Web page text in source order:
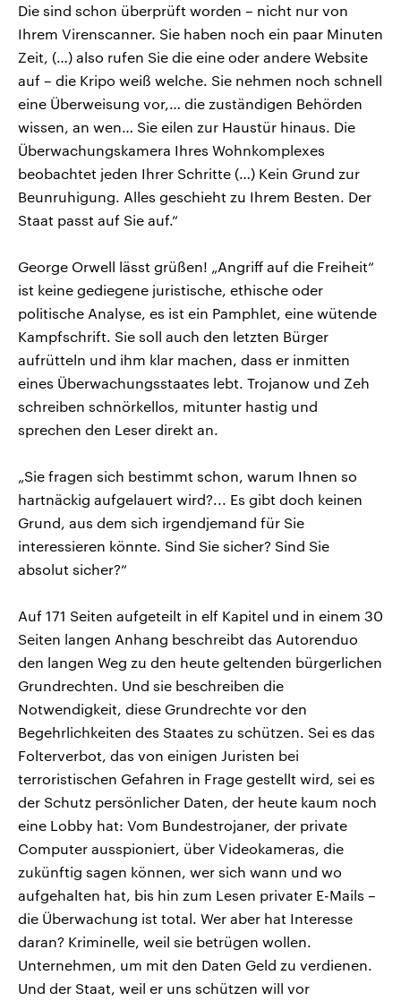
Die sind schon überprüft worden – nicht nur von
Ihrem Virenscanner. Sie haben noch ein paar Minuten
Zeit, (…) also rufen Sie die eine oder andere Website
auf – die Kripo weiß welche. Sie nehmen noch schnell
eine Überweisung vor,… die zuständigen Behörden
wissen, an wen… Sie eilen zur Haustür hinaus. Die
Überwachungskamera Ihres Wohnkomplexes
beobachtet jeden Ihrer Schritte (…) Kein Grund zur
Beunruhigung. Alles geschieht zu Ihrem Besten. Der
Staat passt auf Sie auf.“
George Orwell lässt grüßen! „Angriff auf die Freiheit“
ist keine gediegene juristische, ethische oder
politische Analyse, es ist ein Pamphlet, eine wütende
Kampfschrift. Sie soll auch den letzten Bürger
aufrütteln und ihm klar machen, dass er inmitten
eines Überwachungsstaates lebt. Trojanow und Zeh
schreiben schnörkellos, mitunter hastig und
sprechen den Leser direkt an.
„Sie fragen sich bestimmt schon, warum Ihnen so
hartnäckig aufgelauert wird?... Es gibt doch keinen
Grund, aus dem sich irgendjemand für Sie
interessieren könnte. Sind Sie sicher? Sind Sie
absolut sicher?“
Auf 171 Seiten aufgeteilt in elf Kapitel und in einem 30
Seiten langen Anhang beschreibt das Autorenduo
den langen Weg zu den heute geltenden bürgerlichen
Grundrechten. Und sie beschreiben die
Notwendigkeit, diese Grundrechte vor den
Begehrlichkeiten des Staates zu schützen. Sei es das
Folterverbot, das von einigen Juristen bei
terroristischen Gefahren in Frage gestellt wird, sei es
der Schutz persönlicher Daten, der heute kaum noch
eine Lobby hat: Vom Bundestrojaner, der private
Computer ausspioniert, über Videokameras, die
zukünftig sagen können, wer sich wann und wo
aufgehalten hat, bis hin zum Lesen privater E-Mails –
die Überwachung ist total. Wer aber hat Interesse
daran? Kriminelle, weil sie betrügen wollen.
Unternehmen, um mit den Daten Geld zu verdienen.
Und der Staat, weil er uns schützen will vor